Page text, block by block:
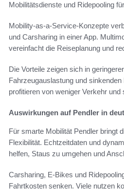
Mobilitätsdienste und Ridepooling
Mobility-as-a-Service-Konzepte
und Carsharing in einer App.
vereinfacht die Reiseplanung und
Die Vorteile zeigen sich in
Fahrzeugauslastung und
profitieren von weniger Verkehr und
Auswirkungen auf Pendler in
Für smarte Mobilität Pendler bringt
Flexibilität. Echtzeitdaten und
helfen, Staus zu umgehen und
Carsharing, E-Bikes und
Fahrtkosten senken. Viele nutzen